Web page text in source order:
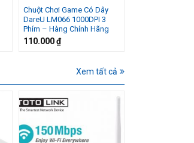
Chuột Chơi Game Có Dây
DareU LM066 1000DPI 3
Phím – Hàng Chính Hãng
110.000₫
Xem tất cả